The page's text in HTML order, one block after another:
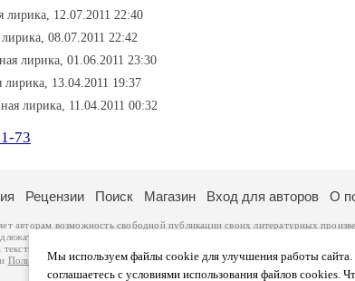
лирика, 12.07.2011 22:40
08.07.2011 22:42
лирика, 01.06.2011 23:30
лирика, 13.04.2011 19:37
лирика, 11.04.2011 00:32
73
Мы используем файлы cookie для улучшения работы сайта.
соглашаетесь с условиями использования файлов cookies.
Рецензии Поиск Магазин Вход для авторов О
авторам возможность свободной публикации своих литературных
авторам и охраняются
. Перепечатка произведений
тексты произведений авторы несут самостоятельно на основании
Политики обработки персональных данных. Вы также можете посмотреть